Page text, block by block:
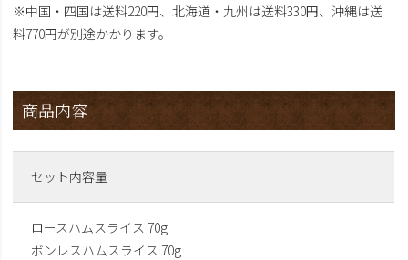
※中国・四国は送料220円、北海道・九州は送料330円、沖縄は送
料770円が別途かかります。
商品内容
セット内容量
ロースハムスライス 70g
ボンレスハムスライス 70g